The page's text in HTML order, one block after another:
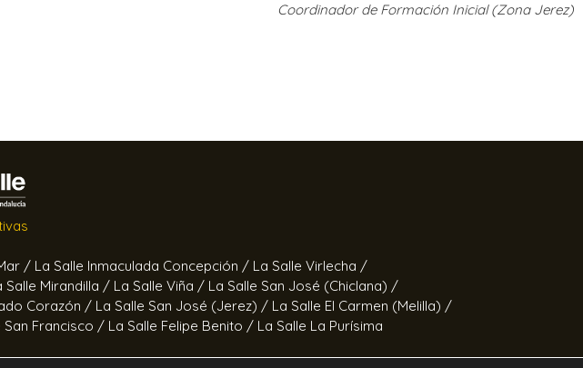
Coordinador de Formación Inicial (Zona Jerez)
/ La Salle Inmaculada Concepción / La Salle Virlecha /
Salle Mirandilla / La Salle Viña / La Salle San José (Chiclana) /
Corazón / La Salle San José (Jerez) / La Salle El Carmen (Melilla) /
San Francisco / La Salle Felipe Benito / La Salle La Purísima